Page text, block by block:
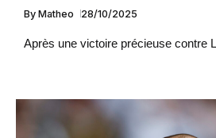
By Matheo 28/10/2025
Après une victoire précieuse contre